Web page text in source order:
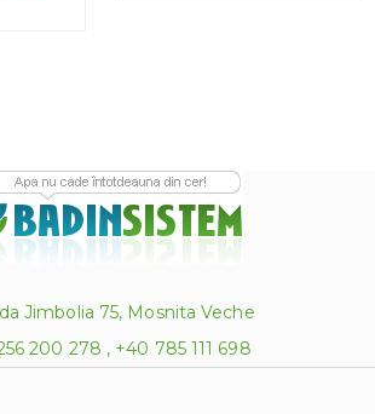
Jimbolia 75, Mosnita Veche
200 278 , +40 785 111 698